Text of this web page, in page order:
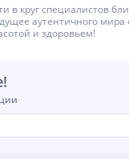
в круг специалистов
аутентичного мира
и здоровьем!